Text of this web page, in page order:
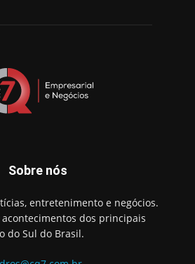
Sobre nós
entretenimento e negócios.
dos principais
do Sul do Brasil.